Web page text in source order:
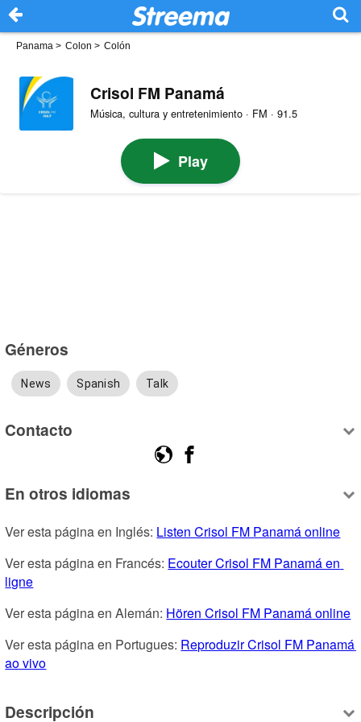
Panama > Colon > Colón
Crisol FM Panamá
Música, cultura y entretenimiento · FM · 91.5
Play
Géneros
News Spanish Talk
Contacto
En otros idiomas
Ver esta página en Inglés: Listen Crisol FM Panamá online
Ver esta página en Francés: Ecouter Crisol FM Panamá en
ligne
Ver esta página en Alemán: Hören Crisol FM Panamá online
Ver esta página en Portugues: Reproduzir Crisol FM Panamá
ao vivo
Descripción